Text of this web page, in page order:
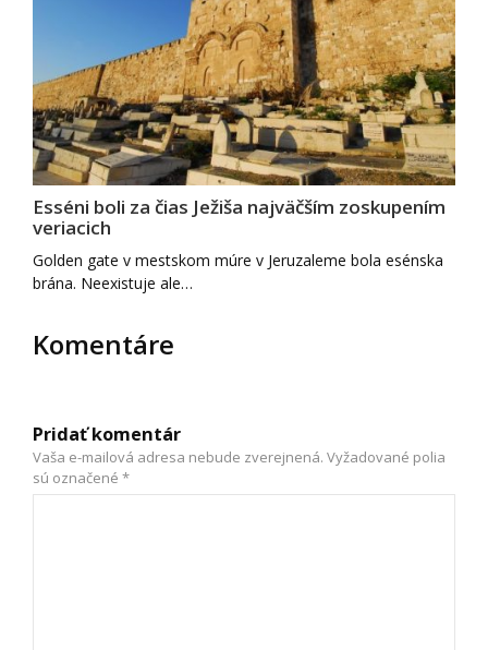
Esséni boli za čias Ježiša najväčším zoskupením
veriacich
Golden gate v mestskom múre v Jeruzaleme bola esénska
brána. Neexistuje ale…
Komentáre
Pridať komentár
Vaša e-mailová adresa nebude zverejnená. Vyžadované polia
sú označené *